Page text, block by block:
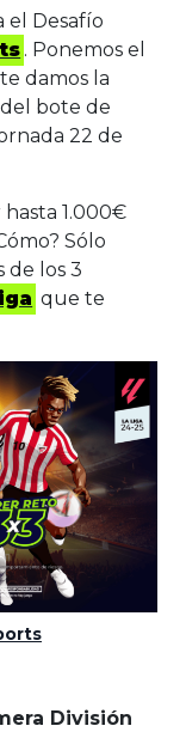
el Desafío
. Ponemos el
te damos la
bote de
22 de
1.000€
Sólo
de los 3
que te
División